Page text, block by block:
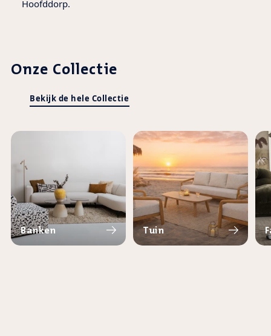
Hoofddorp.
Onze Collectie
Bekijk de hele Collectie
Banken Tuin